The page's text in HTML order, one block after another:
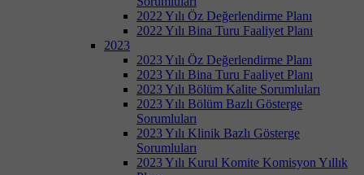
2022 Yılı Öz Değerlendirme Planı
2022 Yılı Bina Turu Faaliyet Planı
2023
2023 Yılı Öz Değerlendirme Planı
2023 Yılı Bina Turu Faaliyet Planı
2023 Yılı Bölüm Kalite Sorumluları
2023 Yılı Bölüm Bazlı Gösterge
Sorumluları
2023 Yılı Klinik Bazlı Gösterge
Sorumluları
2023 Yılı Kurul Komite Komisyon Yıllık